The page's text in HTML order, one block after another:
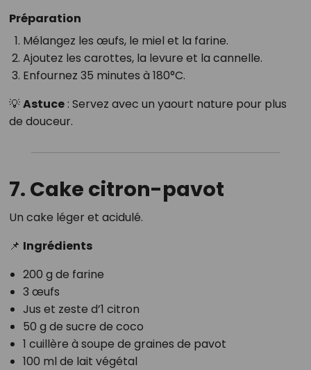
Préparation
Mélangez les œufs, le miel et la farine.
Ajoutez les carottes, la levure et la cannelle.
Enfournez 35 minutes à 180°C.
💡Astuce: Servez avec un yaourt nature pour plus
de douceur.
7. Cake citron-pavot
Un cake léger et acidulé.
📌 Ingrédients
200 g de farine
3 œufs
Jus et zeste d’1 citron
50 g de sucre de coco
1 cuillère à soupe de graines de pavot
100 ml de lait végétal